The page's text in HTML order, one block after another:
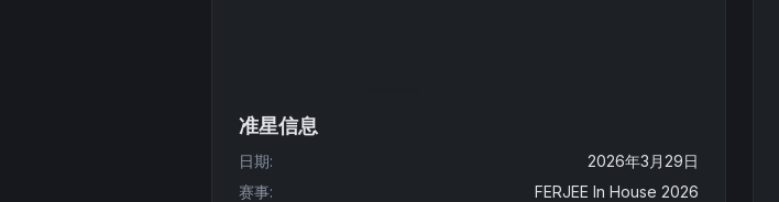
准星信息
日期:
2026年3月29日
赛事:
FERJEE In House 2026